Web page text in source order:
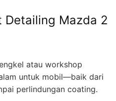
Detailing Mazda 2
atau workshop
untuk mobil—baik dari
perlindungan coating.